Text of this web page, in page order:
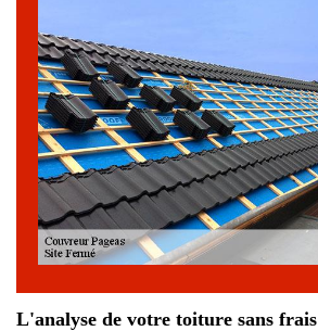
L'analyse de votre toiture sans frais